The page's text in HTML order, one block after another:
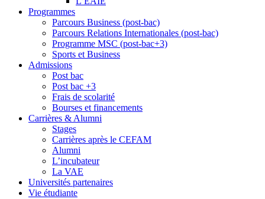
Programmes
Parcours Business (post-bac)
Parcours Relations Internationales (post-bac)
Programme MSC (post-bac+3)
Sports et Business
Admissions
Post bac
Post bac +3
Frais de scolarité
Bourses et financements
Carrières & Alumni
Stages
Carrières après le CEFAM
Alumni
L’incubateur
La VAE
Universités partenaires
Vie étudiante